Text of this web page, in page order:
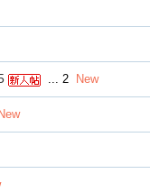
... 2 New
New